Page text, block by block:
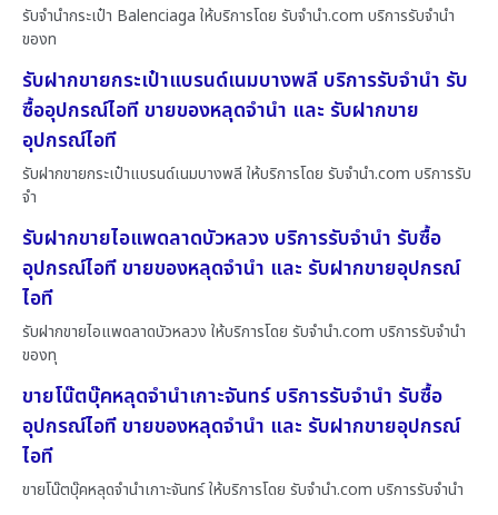
รับจำนำกระเป๋า Balenciaga ให้บริการโดย รับจํานํา.com บริการรับจำนำ
ของท
รับฝากขายกระเป๋าแบรนด์เนมบางพลี บริการรับจำนำ รับ
ซื้ออุปกรณ์ไอที ขายของหลุดจำนำ และ รับฝากขาย
อุปกรณ์ไอที
รับฝากขายกระเป๋าแบรนด์เนมบางพลี ให้บริการโดย รับจํานํา.com บริการรับ
จำ
รับฝากขายไอแพดลาดบัวหลวง บริการรับจำนำ รับซื้อ
อุปกรณ์ไอที ขายของหลุดจำนำ และ รับฝากขายอุปกรณ์
ไอที
รับฝากขายไอแพดลาดบัวหลวง ให้บริการโดย รับจํานํา.com บริการรับจำนำ
ของทุ
ขายโน๊ตบุ๊คหลุดจำนำเกาะจันทร์ บริการรับจำนำ รับซื้อ
อุปกรณ์ไอที ขายของหลุดจำนำ และ รับฝากขายอุปกรณ์
ไอที
ขายโน๊ตบุ๊คหลุดจำนำเกาะจันทร์ ให้บริการโดย รับจํานํา.com บริการรับจำนำ